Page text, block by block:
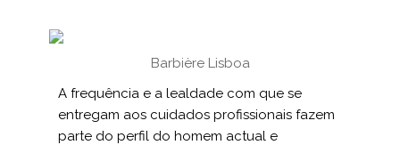
Barbière Lisboa
A frequência e a lealdade com que se
entregam aos cui­dados profissionais fazem
parte do perfil do homem actual e